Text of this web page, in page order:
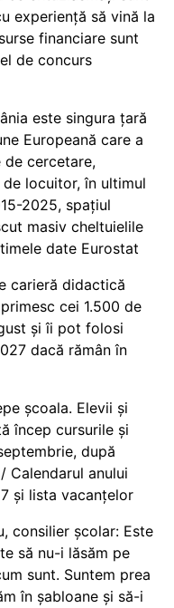
experiență să vină la
financiare sunt
de concurs
este singura țară
Europeană care a
de cercetare,
locuitor, în ultimul
2025, spațiul
masiv cheltuielile
date Eurostat
carieră didactică
cei 1.500 de
și îi pot folosi
dacă rămân în
școala. Elevii și
încep cursurile și
după
Calendarul anului
și lista vacanțelor
consilier școlar: Este
să nu-i lăsăm pe
sunt. Suntem prea
în șabloane și să-i